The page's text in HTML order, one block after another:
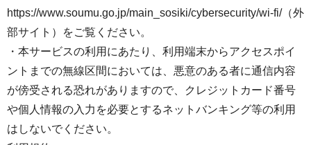
https://www.soumu.go.jp/main_sosiki/cybersecurity/wi-fi/（外
部サイト）をご覧ください。
・本サービスの利用にあたり、利用端末からアクセスポイ
ントまでの無線区間においては、悪意のある者に通信内容
が傍受される恐れがありますので、クレジットカード番号
や個人情報の入力を必要とするネットバンキング等の利用
はしないでください。